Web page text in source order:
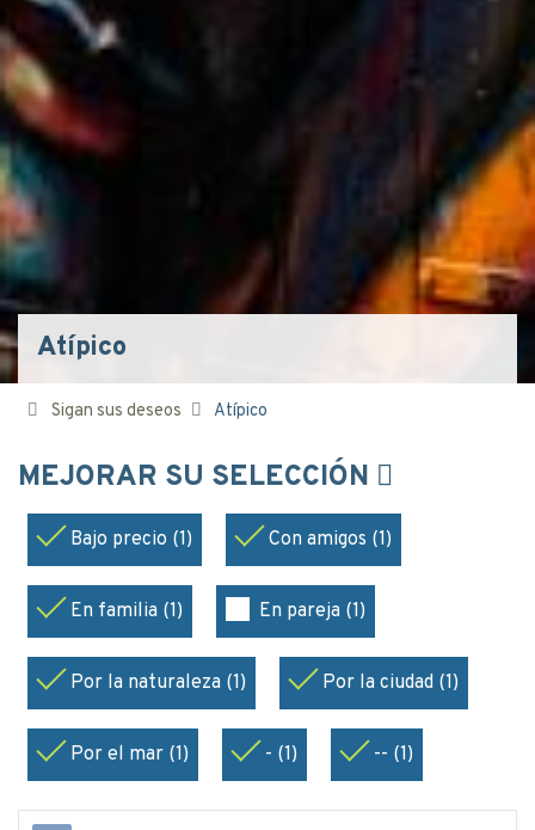
Atípico
Sigan sus deseos Atípico
MEJORAR SU SELECCIÓN
Bajo precio (1) Con amigos (1)
En familia (1) En pareja (1)
Por la naturaleza (1) Por la ciudad (1)
Por el mar (1) - (1) -- (1)